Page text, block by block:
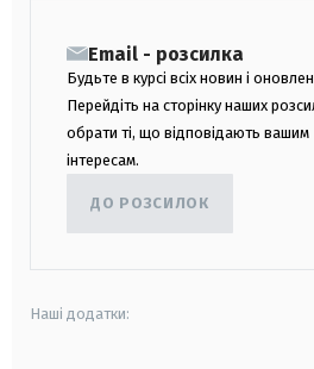
Email - розсилка
Будьте в курсі всіх новин і
Перейдіть на сторінку наших
обрати ті, що відповідають вашим
інтересам.
ДО РОЗСИЛОК
Наші додатки: